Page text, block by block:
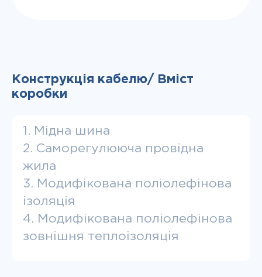
Конструкція кабелю/ Вміст
коробки
1. Мідна шина
2. Саморегулююча провідна
жила
3. Модифікована поліолефінова
ізоляція
4. Модифікована поліолефінова
зовнішня теплоізоляція